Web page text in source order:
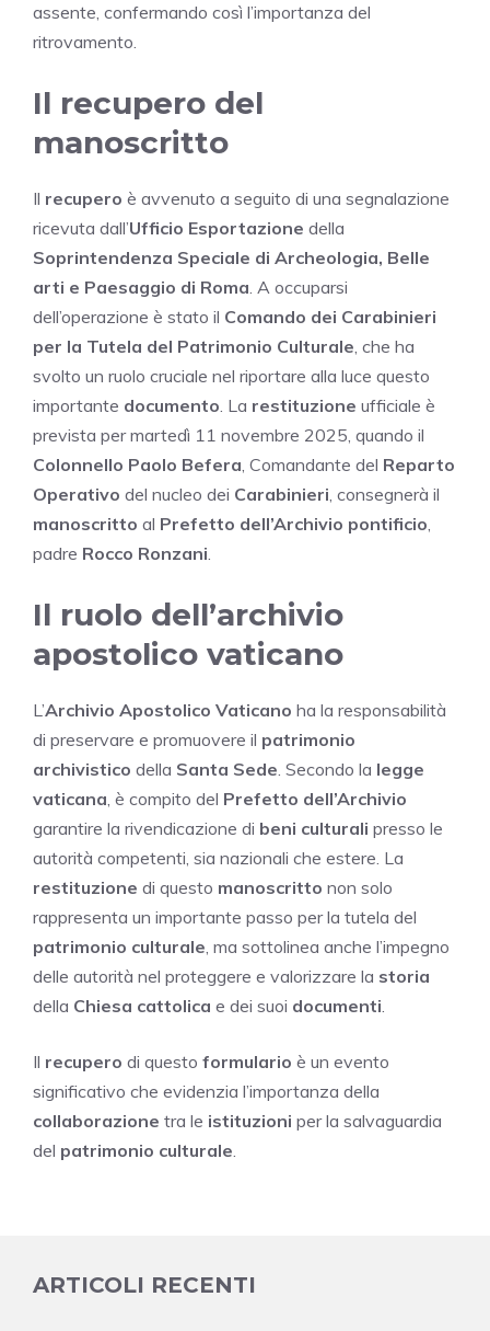
assente, confermando così l’importanza del
ritrovamento.
Il recupero del
manoscritto
Il recupero è avvenuto a seguito di una segnalazione
ricevuta dall’Ufficio Esportazione della
Soprintendenza Speciale di Archeologia, Belle
arti e Paesaggio di Roma. A occuparsi
dell’operazione è stato il Comando dei Carabinieri
per la Tutela del Patrimonio Culturale, che ha
svolto un ruolo cruciale nel riportare alla luce questo
importante documento. La restituzione ufficiale è
prevista per martedì 11 novembre 2025, quando il
Colonnello Paolo Befera, Comandante del Reparto
Operativo del nucleo dei Carabinieri, consegnerà il
manoscritto al Prefetto dell’Archivio pontificio,
padre Rocco Ronzani.
Il ruolo dell’archivio
apostolico vaticano
L’Archivio Apostolico Vaticano ha la responsabilità
di preservare e promuovere il patrimonio
archivistico della Santa Sede. Secondo la legge
vaticana, è compito del Prefetto dell’Archivio
garantire la rivendicazione di beni culturali presso le
autorità competenti, sia nazionali che estere. La
restituzione di questo manoscritto non solo
rappresenta un importante passo per la tutela del
patrimonio culturale, ma sottolinea anche l’impegno
delle autorità nel proteggere e valorizzare la storia
della Chiesa cattolica e dei suoi documenti.
Il recupero di questo formulario è un evento
significativo che evidenzia l’importanza della
collaborazione tra le istituzioni per la salvaguardia
del patrimonio culturale.
ARTICOLI RECENTI